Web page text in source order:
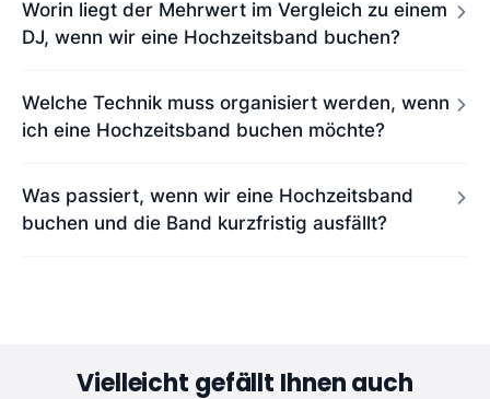
Worin liegt der Mehrwert im Vergleich zu einem
DJ, wenn wir eine Hochzeitsband buchen?
Welche Technik muss organisiert werden, wenn
ich eine Hochzeitsband buchen möchte?
Was passiert, wenn wir eine Hochzeitsband
buchen und die Band kurzfristig ausfällt?
Vielleicht gefällt Ihnen auch